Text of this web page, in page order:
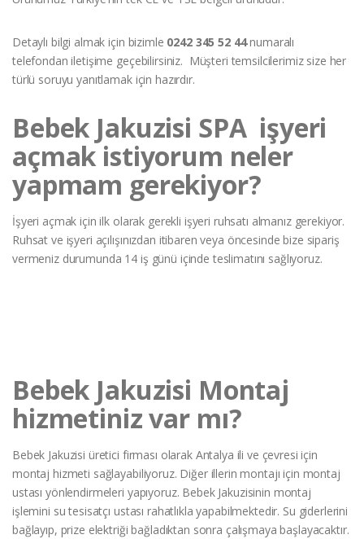
Detaylı bilgi almak için bizimle 0242 345 52 44numaralı
telefondan iletişime geçebilirsiniz. Müşteri temsilcilerimiz size her
türlü soruyu yanıtlamak için hazırdır.
Bebek Jakuzisi SPA işyeri
açmak istiyorum neler
yapmam gerekiyor?
İşyeri açmak için ilk olarak gerekli işyeri ruhsatı almanız gerekiyor.
Ruhsat ve işyeri açılışınızdan itibaren veya öncesinde bize sipariş
vermeniz durumunda 14 iş günü içinde teslimatını sağlıyoruz.
Bebek Jakuzisi Montaj
hizmetiniz var mı?
Bebek Jakuzisi üretici firması olarak Antalya ili ve çevresi için
montaj hizmeti sağlayabiliyoruz. Diğer illerin montajı için montaj
ustası yönlendirmeleri yapıyoruz. Bebek Jakuzisinin montaj
işlemini su tesisatçı ustası rahatlıkla yapabilmektedir. Su giderlerini
bağlayıp, prize elektriği bağladıktan sonra çalışmaya başlayacaktır.